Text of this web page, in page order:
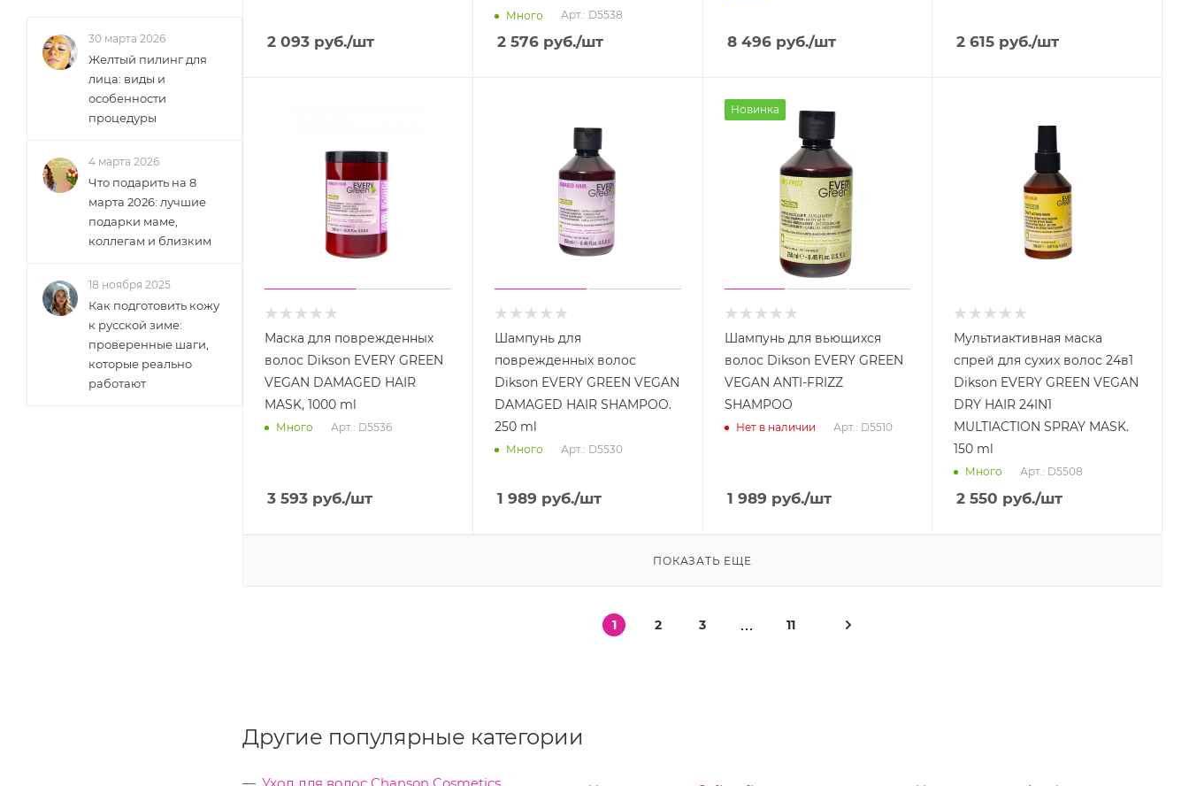
2 093 руб./шт
Много Арт.: D5538
2 576руб./шт 8 496руб./шт 2 615 руб./шт
Маска для поврежденных
волос Dikson EVERY GREEN
VEGAN DAMAGED HAIR
MASK, 1000 ml
Много Арт.: D5536
3 593 руб./шт
Шампунь для
поврежденных волос
Dikson EVERY GREEN VEGAN
DAMAGED HAIR SHAMPOO.
250 ml
Много Арт.: D5530
1 989 руб./шт
Новинка
Шампунь для вьющихся
волос Dikson EVERY GREEN
VEGAN ANTI-FRIZZ
SHAMPOO
Нет в наличии Арт.: D5510
1 989 руб./шт
Мультиактивная маска
спрей для сухих волос 24в1
Dikson EVERY GREEN VEGAN
DRY HAIR 24IN1
MULTIACTION SPRAY MASK.
150 ml
Много Арт.: D5508
2 550 руб./шт
ПОКАЗАТЬ ЕЩЕ
1 2 3 11
Другие популярные категории
30 марта 2026
Желтый пилинг для
лица: виды и
особенности
процедуры
4 марта 2026
Что подарить на 8
марта 2026: лучшие
подарки маме,
коллегам и близким
18 ноября 2025
Как подготовить кожу
к русской зиме:
проверенные шаги,
которые реально
работают